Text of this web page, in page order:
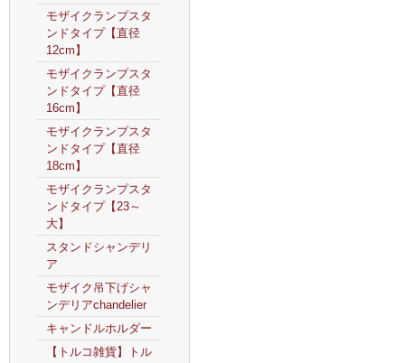
モザイクランプスタ
ンドタイプ【直径
12cm】
モザイクランプスタ
ンドタイプ【直径
16cm】
モザイクランプスタ
ンドタイプ【直径
18cm】
モザイクランプスタ
ンドタイプ【23～
大】
スタンドシャンデリ
ア
モザイク吊下げシャ
ンデリアchandelier
キャンドルホルダー
【トルコ雑貨】トル